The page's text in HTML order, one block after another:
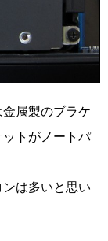
属製のブラケ
トがノートパ
は多いと思い